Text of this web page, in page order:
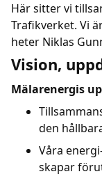
Här sitter vi
Trafikverket. Vi
heter Niklas
Vision,
Mälarenergis
den
Våra
skapar